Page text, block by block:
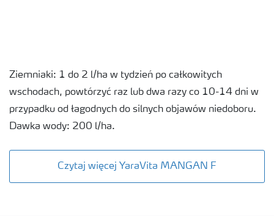
Ziemniaki: 1 do 2 l/ha w tydzień po całkowitych
wschodach, powtórzyć raz lub dwa razy co 10-14 dni w
przypadku od łagodnych do silnych objawów niedoboru.
Dawka wody: 200 l/ha.
Czytaj więcej YaraVita MANGAN F